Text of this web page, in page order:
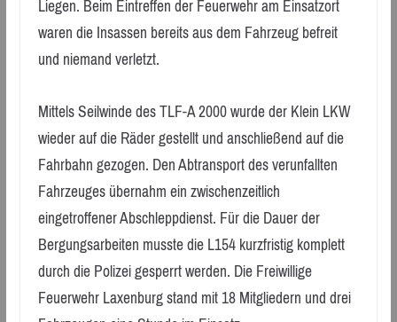
Liegen. Beim Eintreffen der Feuerwehr am Einsatzort
waren die Insassen bereits aus dem Fahrzeug befreit
und niemand verletzt.
Mittels Seilwinde des TLF-A 2000 wurde der Klein LKW
wieder auf die Räder gestellt und anschließend auf die
Fahrbahn gezogen. Den Abtransport des verunfallten
Fahrzeuges übernahm ein zwischenzeitlich
eingetroffener Abschleppdienst. Für die Dauer der
Bergungsarbeiten musste die L154 kurzfristig komplett
durch die Polizei gesperrt werden. Die Freiwillige
Feuerwehr Laxenburg stand mit 18 Mitgliedern und drei